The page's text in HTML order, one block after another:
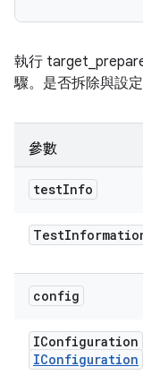
執行
驟。是否拆除與設
參數
testInfo
Test
config
IConfiguration
IConfiguration